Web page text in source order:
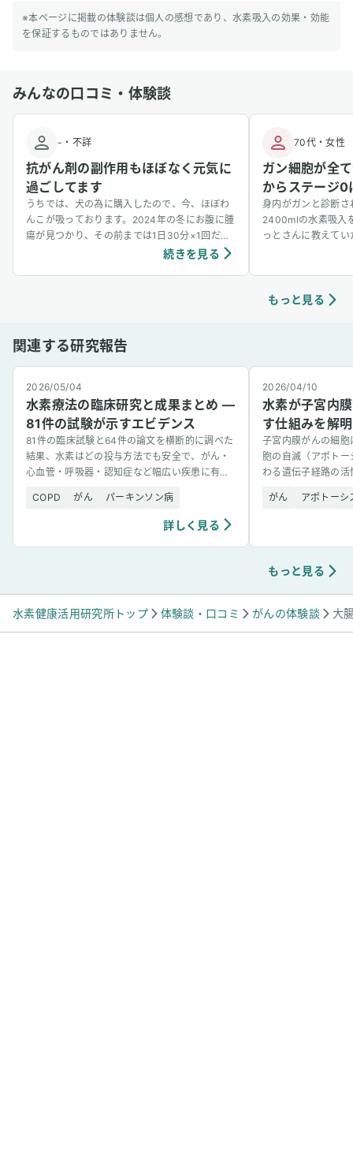
※本ページに掲載の体験談は個人の感想であり、水素吸入の効果・効能
を保証するものではありません。
みんなの口コミ・体験談
- ・ 不詳
抗がん剤の副作用もほぼなく元気に
過ごしてます
うちでは、犬の為に購入したので、今、ほぼわ
んこが吸っております。2024年の冬にお腹に腫
瘍が見つかり、その前までは1日30分×1回だっ
たのを、1日30分×3回に増やして吸っていま
様子
続きを見る
70代・女性
ガン細胞が全
からステージ0
身内がガンと診断
2400mlの水素吸入
っとさんに教えて
ほぼないのでステ
もっと見る
関連する研究報告
2026/05/04
水素療法の臨床研究と成果まとめ —
81件の試験が示すエビデンス
81件の臨床試験と64件の論文を横断的に調べた
結果、水素はどの投与方法でも安全で、がん・
心血管・呼吸器・認知症など幅広い疾患に有望
COPD
がん パーキンソン病
詳しく見る
2026/04/10
水素が子宮内
す仕組みを解明
子宮内膜がんの細
胞の自滅（アポト
わる遺伝子経路の
がん
アポトーシ
もっと見る
水素健康活用研究所トップ 体験談・口コミ がんの体験談 大